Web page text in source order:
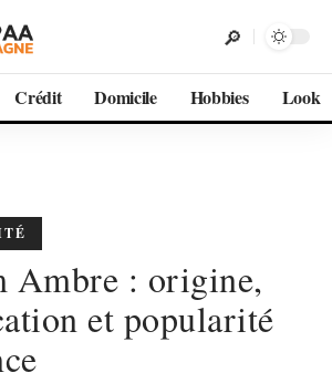
Crédit Domicile Hobbies Look
Ambre : origine,
et popularité